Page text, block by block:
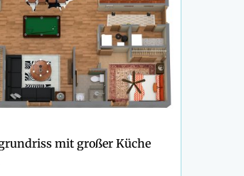
mit großer Küche